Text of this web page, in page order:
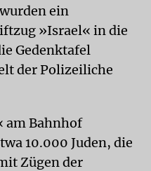
ein
»Israel« in die
Gedenktafel
der Polizeiliche
am Bahnhof
10.000 Juden, die
Zügen der